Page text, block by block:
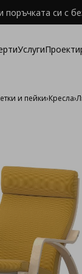
поръчката си с
Услуги
и пейки›Кресла›